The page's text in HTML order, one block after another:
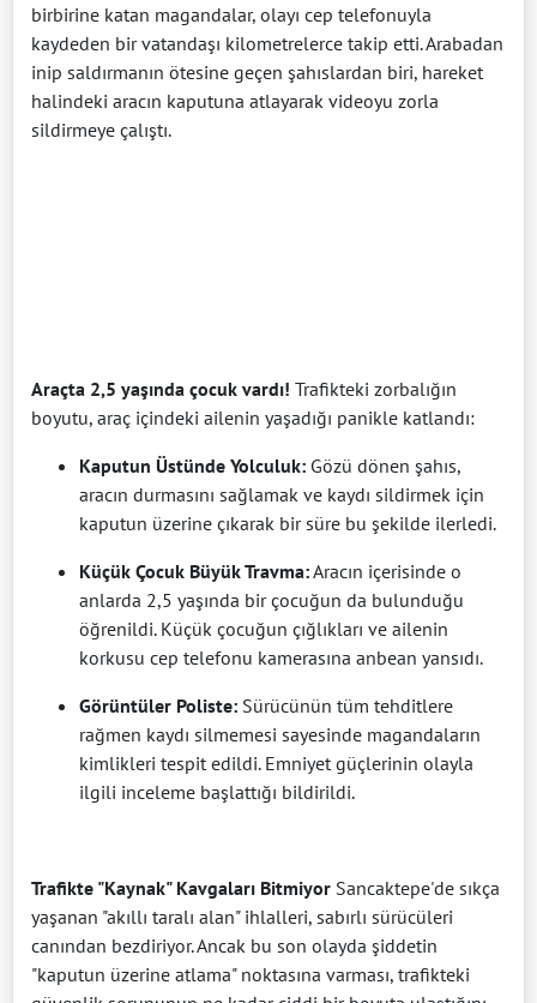
birbirine katan magandalar, olayı cep telefonuyla
kaydeden bir vatandaşı kilometrelerce takip etti. Arabadan
inip saldırmanın ötesine geçen şahıslardan biri, hareket
halindeki aracın kaputuna atlayarak videoyu zorla
sildirmeye çalıştı.
Araçta 2,5 yaşında çocuk vardı! Trafikteki zorbalığın
boyutu, araç içindeki ailenin yaşadığı panikle katlandı:
Kaputun Üstünde Yolculuk: Gözü dönen şahıs,
aracın durmasını sağlamak ve kaydı sildirmek için
kaputun üzerine çıkarak bir süre bu şekilde ilerledi.
Küçük Çocuk Büyük Travma:Aracın içerisinde o
anlarda 2,5 yaşında bir çocuğun da bulunduğu
öğrenildi. Küçük çocuğun çığlıkları ve ailenin
korkusu cep telefonu kamerasına anbean yansıdı.
Görüntüler Poliste: Sürücünün tüm tehditlere
rağmen kaydı silmemesi sayesinde magandaların
kimlikleri tespit edildi. Emniyet güçlerinin olayla
ilgili inceleme başlattığı bildirildi.
Trafikte "Kaynak" Kavgaları Bitmiyor Sancaktepe'de sıkça
yaşanan "akıllı taralı alan" ihlalleri, sabırlı sürücüleri
canından bezdiriyor. Ancak bu son olayda şiddetin
"kaputun üzerine atlama" noktasına varması, trafikteki